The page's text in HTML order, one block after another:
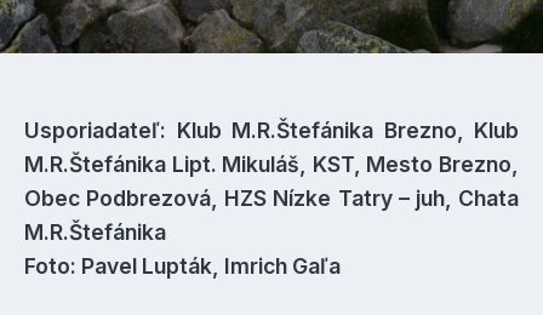
Usporiadateľ: Klub M.R.Štefánika Brezno, Klub
M.R.Štefánika Lipt. Mikuláš, KST, Mesto Brezno,
Obec Podbrezová, HZS Nízke Tatry – juh, Chata
M.R.Štefánika
Foto: Pavel Lupták, Imrich Gaľa